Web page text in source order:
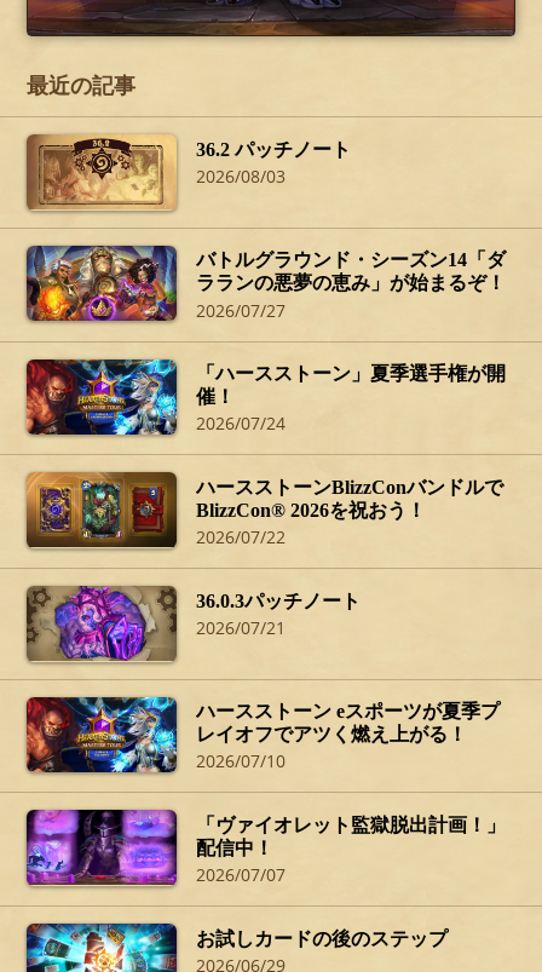
最近の記事
36.2 パッチノート
2026/08/03
バトルグラウンド・シーズン14「ダ
ラランの悪夢の恵み」が始まるぞ！
2026/07/27
「ハースストーン」夏季選手権が開
催！
2026/07/24
ハースストーンBlizzConバンドルで
BlizzCon® 2026を祝おう！
2026/07/22
36.0.3パッチノート
2026/07/21
ハースストーン eスポーツが夏季プ
レイオフでアツく燃え上がる！
2026/07/10
「ヴァイオレット監獄脱出計画！」
配信中！
2026/07/07
お試しカードの後のステップ
2026/06/29